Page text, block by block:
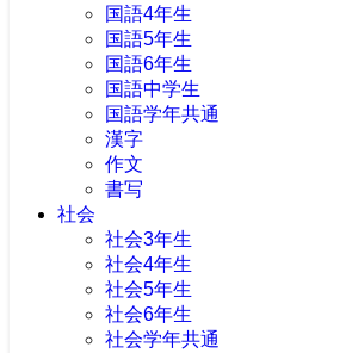
国語4年生
国語5年生
国語6年生
国語中学生
国語学年共通
漢字
作文
書写
社会
社会3年生
社会4年生
社会5年生
社会6年生
社会学年共通